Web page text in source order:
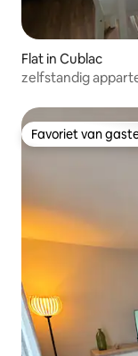
Flat in Cublac
zelfstandig
Favoriet van
Favoriet van